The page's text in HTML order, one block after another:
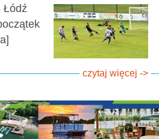
Łódź
czytaj więcej ->